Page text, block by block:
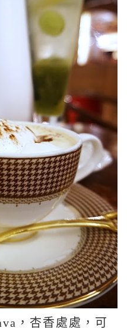
，杏香處處，可